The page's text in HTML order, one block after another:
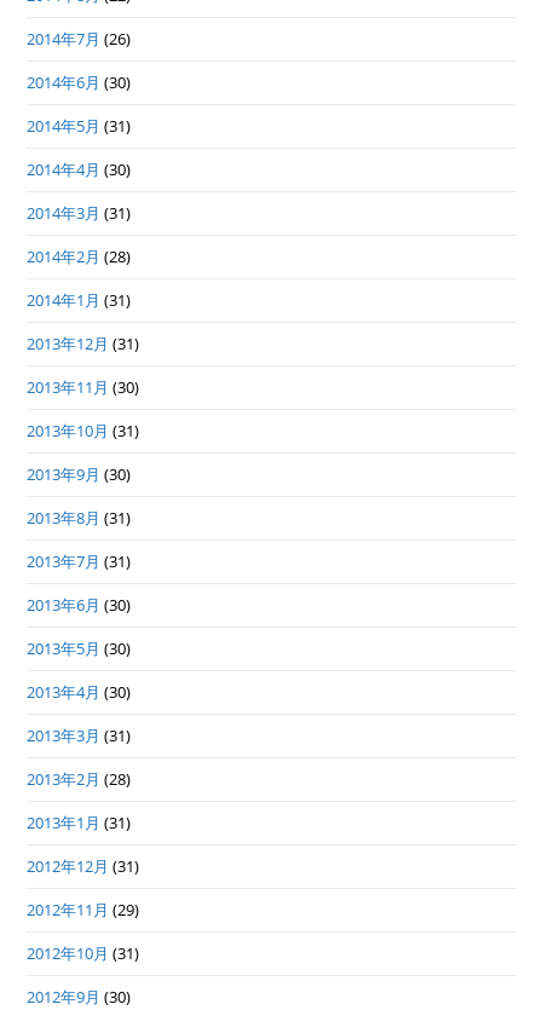
2014年7月 (26)
2014年6月 (30)
2014年5月 (31)
2014年4月 (30)
2014年3月 (31)
2014年2月 (28)
2014年1月 (31)
2013年12月 (31)
2013年11月 (30)
2013年10月 (31)
2013年9月 (30)
2013年8月 (31)
2013年7月 (31)
2013年6月 (30)
2013年5月 (30)
2013年4月 (30)
2013年3月 (31)
2013年2月 (28)
2013年1月 (31)
2012年12月 (31)
2012年11月 (29)
2012年10月 (31)
2012年9月 (30)